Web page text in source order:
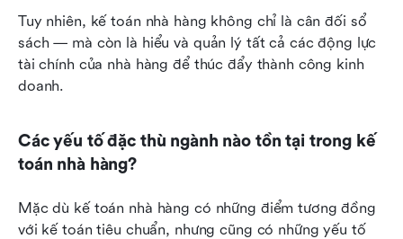
Tuy nhiên, kế toán nhà hàng không chỉ là cân đối sổ
sách — mà còn là hiểu và quản lý tất cả các động lực
tài chính của nhà hàng để thúc đẩy thành công kinh
doanh.
Các yếu tố đặc thù ngành nào tồn tại trong kế
toán nhà hàng?
Mặc dù kế toán nhà hàng có những điểm tương đồng
với kế toán tiêu chuẩn, nhưng cũng có những yếu tố